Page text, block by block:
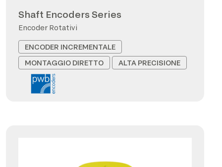
Shaft Encoders Series
Encoder Rotativi
ENCODER INCREMENTALE
MONTAGGIO DIRETTO
ALTA PRECISIONE